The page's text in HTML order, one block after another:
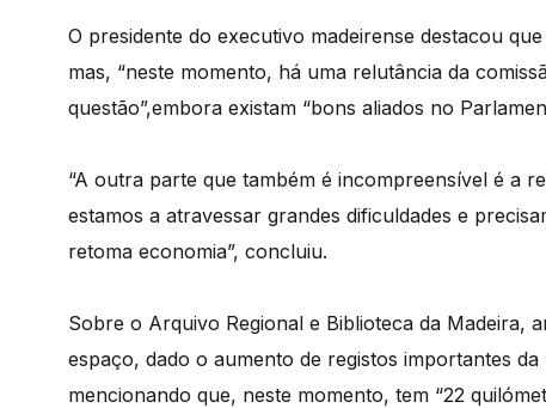
O presidente do executivo madeirense destacou
mas, “neste momento, há uma relutância da
questão”,embora existam “bons aliados no
“A outra parte que também é incompreensível é a
estamos a atravessar grandes dificuldades e
retoma economia”, concluiu.
Sobre o Arquivo Regional e Biblioteca da Madeira,
espaço, dado o aumento de registos importantes
mencionando que, neste momento, tem “22